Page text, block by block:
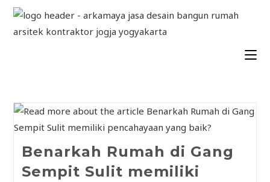
Benarkah Rumah di Gang
Sempit Sulit memiliki